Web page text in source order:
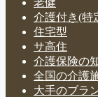
老健
介護付き(特
住宅型
サ高住
介護保険の
全国の介護
大手のブラ